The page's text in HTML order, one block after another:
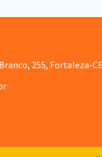
255, Fortaleza-CE